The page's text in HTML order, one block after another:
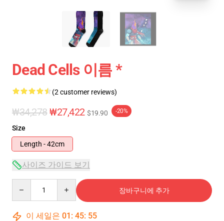
Dead Cells 이름 *
(2 customer reviews)
₩34,278₩27,422 $19.90 -20%
Size
Length - 42cm
사이즈 가이드 보기
장바구니에 추가
이 세일은 01 : 45: 54